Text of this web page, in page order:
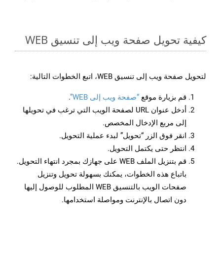
كيفية تحويل صفحة ويب إلى تنسيق WEB
لتحويل صفحة ويب إلى تنسيق WEB، اتبع الخطوات التالية:
قم بزيارة موقع “صفحة ويب إلى WEB”
.
أدخل عنوان URL لصفحة الويب التي ترغب في تحويلها
إلى مربع الإدخال المخصص.
انقر فوق الزر “تحويل” لبدء عملية التحويل.
انتظر حتى يكتمل التحويل.
قم بتنزيل الملف WEB على جهازك بمجرد انتهاء التحويل.
باتباع هذه الخطوات، يمكنك بسهولة تحويل وتنزيل
صفحات الويب بالتنسيق WEB المطلوب للوصول إليها
دون اتصال بالإنترنت ومواصلة استخدامها.